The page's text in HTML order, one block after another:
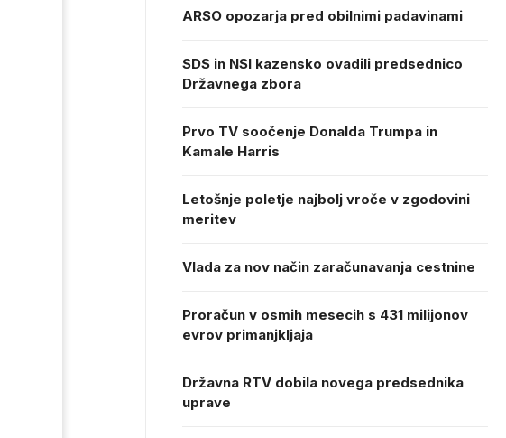
ARSO opozarja pred obilnimi padavinami
SDS in NSI kazensko ovadili predsednico
Državnega zbora
Prvo TV soočenje Donalda Trumpa in
Kamale Harris
Letošnje poletje najbolj vroče v zgodovini
meritev
Vlada za nov način zaračunavanja cestnine
Proračun v osmih mesecih s 431 milijonov
evrov primanjkljaja
Državna RTV dobila novega predsednika
uprave